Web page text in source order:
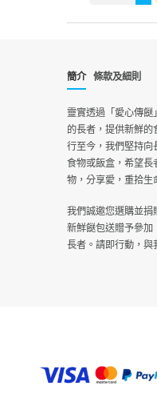
5
長
者
及
弱
勢
個
簡介 條款及細則
靈實透過「愛心傳
的長者，提供新鮮
行至今，我們堅持
食物或飯盒，希望
物，分享愛，重拾生
我們誠邀您選購並
新鮮餸包送贈予參
長者。請即行動，與